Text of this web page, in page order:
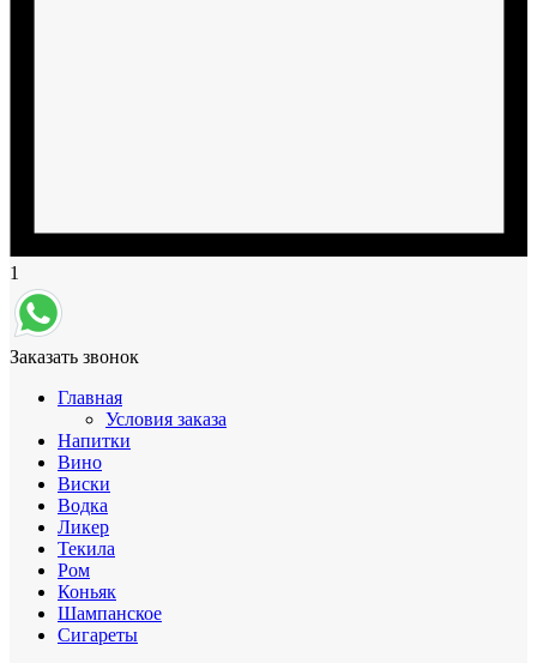
1
Заказать звонок
Главная
Условия заказа
Напитки
Вино
Виски
Водка
Ликер
Текила
Ром
Коньяк
Шампанское
Сигареты